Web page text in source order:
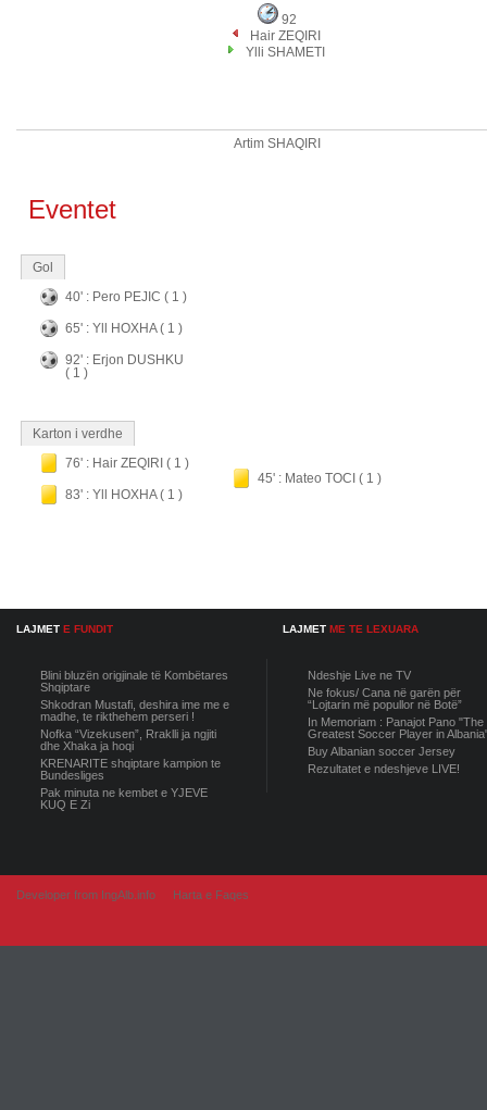
92
Hair ZEQIRI
Ylli SHAMETI
Artim SHAQIRI
Eventet
Gol
40' : Pero PEJIC ( 1 )
65' : Yll HOXHA ( 1 )
92' : Erjon DUSHKU
( 1 )
Karton i verdhe
76' : Hair ZEQIRI ( 1 )
83' : Yll HOXHA ( 1 )
45' : Mateo TOCI ( 1 )
LAJMET E FUNDIT
Blini bluzën origjinale të Kombëtares
Shqiptare
Shkodran Mustafi, deshira ime me e
madhe, te rikthehem perseri !
Nofka “Vizekusen”, Rraklli ja ngjiti
dhe Xhaka ja hoqi
KRENARITE shqiptare kampion te
Bundesliges
Pak minuta ne kembet e YJEVE
KUQ E Zi
LAJMET ME TE LEXUARA
Ndeshje Live ne TV
Ne fokus/ Cana në garën për
“Lojtarin më popullor në Botë”
In Memoriam : Panajot Pano "The
Greatest Soccer Player in
Buy Albanian soccer Jersey
Rezultatet e ndeshjeve LIVE!
Developer from IngAlb.info Harta e Faqes